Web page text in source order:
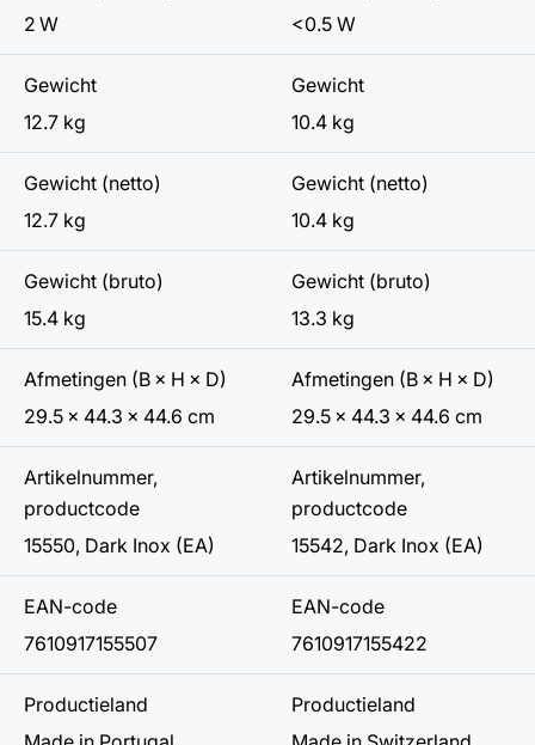
2 W
<0.5 W
Gewicht
12.7 kg
Gewicht
10.4 kg
Gewicht (netto)
12.7 kg
Gewicht (netto)
10.4 kg
Gewicht (bruto)
15.4 kg
Gewicht (bruto)
13.3 kg
Afmetingen (B × H × D)
29.5 × 44.3 × 44.6 cm
Afmetingen (B × H × D)
29.5 × 44.3 × 44.6 cm
Artikelnummer,
productcode
15550, Dark Inox (EA)
Artikelnummer,
productcode
15542, Dark Inox (EA)
EAN-code
7610917155507
EAN-code
7610917155422
Productieland
Productieland